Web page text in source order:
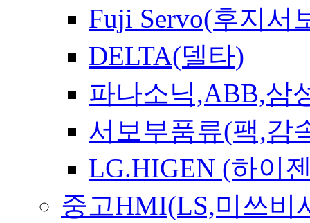
Fuji Servo(후지서
DELTA(델타)
파나소닉,ABB,삼
서보부품류(팩,감
LG.HIGEN (하이
중고HMI(LS,미쓰비